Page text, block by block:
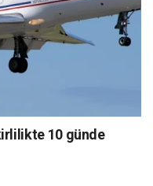
10 günde